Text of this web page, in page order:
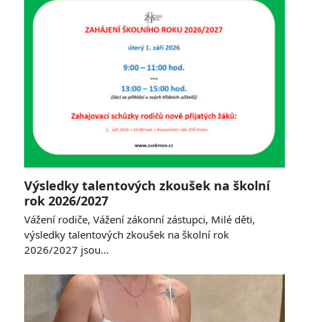
Výsledky talentových zkoušek na školní
rok 2026/2027
Vážení rodiče, Vážení zákonní zástupci, Milé děti,
výsledky talentových zkoušek na školní rok
2026/2027 jsou…